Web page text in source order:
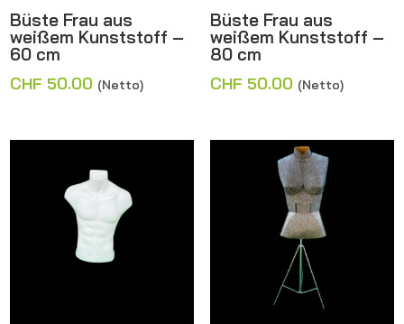
Büste Frau aus
weißem Kunststoff –
60 cm
CHF 50.00 (Netto)
Büste Frau aus
weißem Kunststoff –
80 cm
CHF 50.00 (Netto)